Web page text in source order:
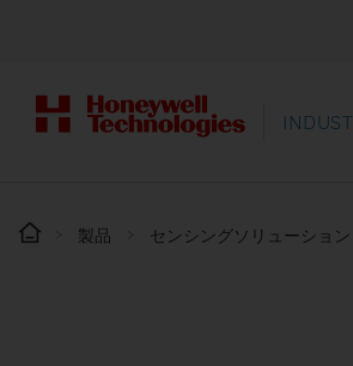
製品 センシングソリューション